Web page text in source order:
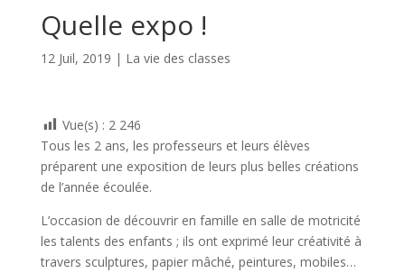
Quelle expo !
12 Juil, 2019 | La vie des classes
Vue(s) : 2 246
Tous les 2 ans, les professeurs et leurs élèves
préparent une exposition de leurs plus belles créations
de l’année écoulée.
L’occasion de découvrir en famille en salle de motricité
les talents des enfants ; ils ont exprimé leur créativité à
travers sculptures, papier mâché, peintures, mobiles…